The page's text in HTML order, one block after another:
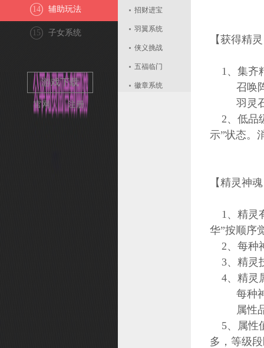
辅助玩法
14
子女系统
15
游戏下载
官网 注册
招财进宝
羽翼系统
侠义挑战
五福临门
徽章系统
【获得精
1、集齐
召唤阵可
羽灵石
2、低品
示”状态。
【精灵神
1、精灵
华”按顺序
2、每种
3、精灵
4、精灵
每种神
属性品
5、属性
多，等级